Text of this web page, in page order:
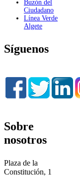
Buzón del
Ciudadano
Línea Verde
Algete
Síguenos
Sobre
nosotros
Plaza de la
Constitución, 1